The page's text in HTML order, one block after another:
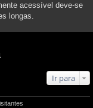
acessível deve-se
longas.
Ir para